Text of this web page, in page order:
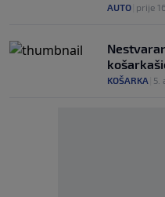
AUTO prije
KOŠARKA 5.